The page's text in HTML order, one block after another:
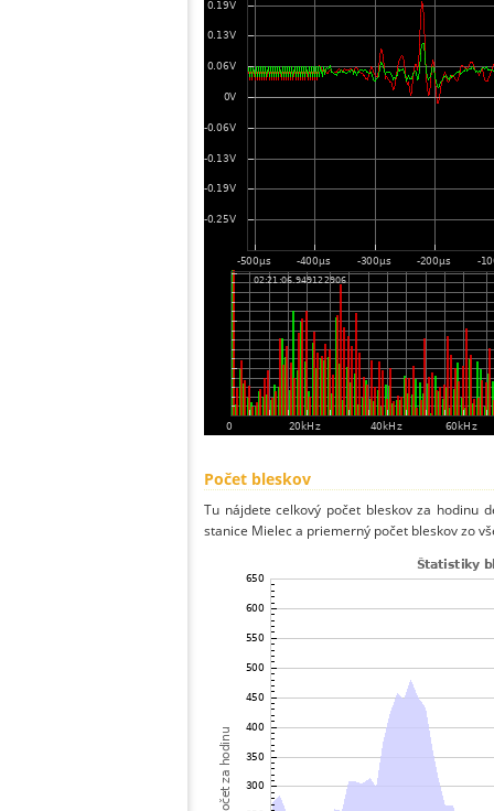
Počet bleskov
Tu nájdete celkový počet bleskov za hodinu
stanice Mielec a priemerný počet bleskov zo